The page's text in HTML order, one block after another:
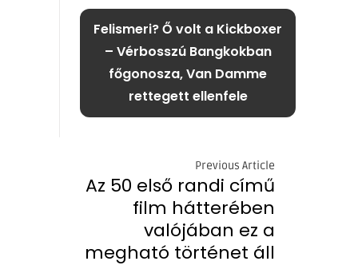
Felismeri? Ő volt a Kickboxer
– Vérbosszú Bangkokban
főgonosza, Van Damme
rettegett ellenfele
Previous Article
Az 50 első randi című
film hátterében
valójában ez a
megható történet áll